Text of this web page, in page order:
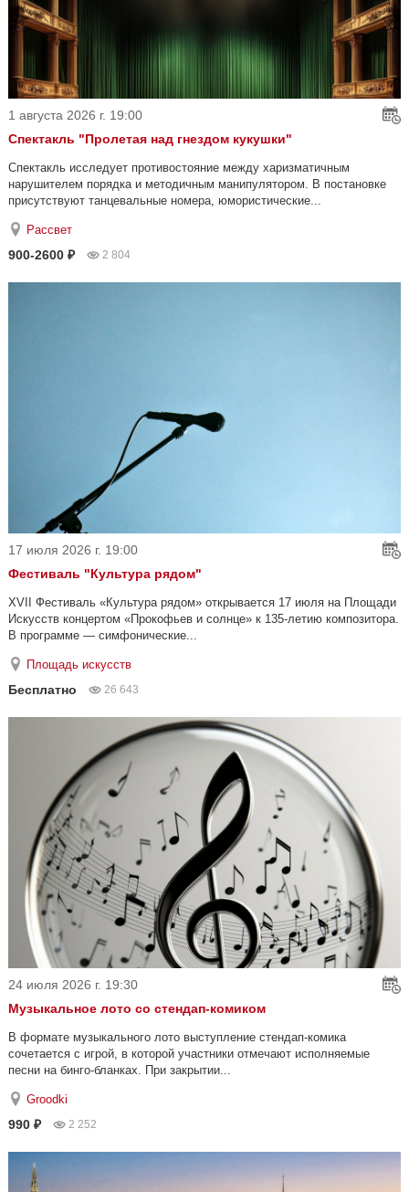
1 августа 2026 г. 19:00
Спектакль "Пролетая над гнездом кукушки"
Спектакль исследует противостояние между харизматичным
нарушителем порядка и методичным манипулятором. В постановке
присутствуют танцевальные номера, юмористические...
Рассвет
900-2600 ₽ 2 804
17 июля 2026 г. 19:00
Фестиваль "Культура рядом"
XVII Фестиваль «Культура рядом» открывается 17 июля на Площади
Искусств концертом «Прокофьев и солнце» к 135-летию композитора.
В программе — симфонические...
Площадь искусств
Бесплатно 26 643
24 июля 2026 г. 19:30
Музыкальное лото со стендап-комиком
В формате музыкального лото выступление стендап-комика
сочетается с игрой, в которой участники отмечают исполняемые
песни на бинго-бланках. При закрытии...
Groodki
990 ₽ 2 252